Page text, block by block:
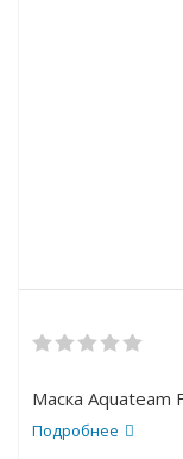
Маска Aquateam
Подробнее